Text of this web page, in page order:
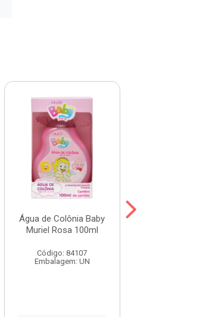
Água de Colônia Baby
Muriel Rosa 100ml
Código: 84107
Embalagem: UN